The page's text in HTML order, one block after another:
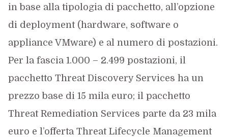
in base alla tipologia di pacchetto, all’opzione
di deployment (hardware, software o
appliance VMware) e al numero di postazioni.
Per la fascia 1.000 – 2.499 postazioni, il
pacchetto Threat Discovery Services ha un
prezzo base di 15 mila euro; il pacchetto
Threat Remediation Services parte da 23 mila
euro e l’offerta Threat Lifecycle Management